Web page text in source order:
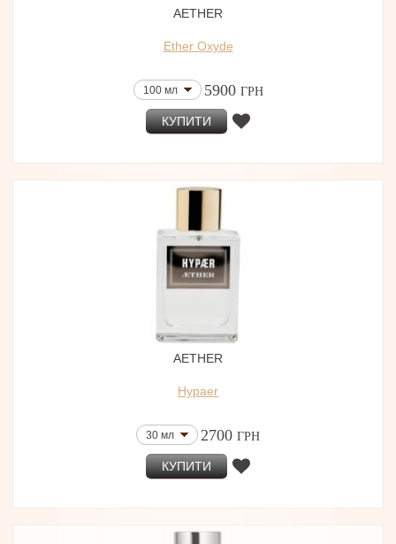
AETHER
Ether Oxyde
100 мл 5900 ГРН
КУПИТИ
AETHER
Hypaer
30 мл 2700 ГРН
КУПИТИ